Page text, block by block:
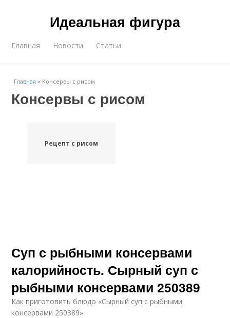
Идеальная фигура
Главная Новости Статьи
Главная » Консервы с рисом
Консервы с рисом
Рецепт с рисом
Суп с рыбными консервами
калорийность. Сырный суп с
рыбными консервами 250389
Как приготовить блюдо «Сырный суп с рыбными
консервами 250389»